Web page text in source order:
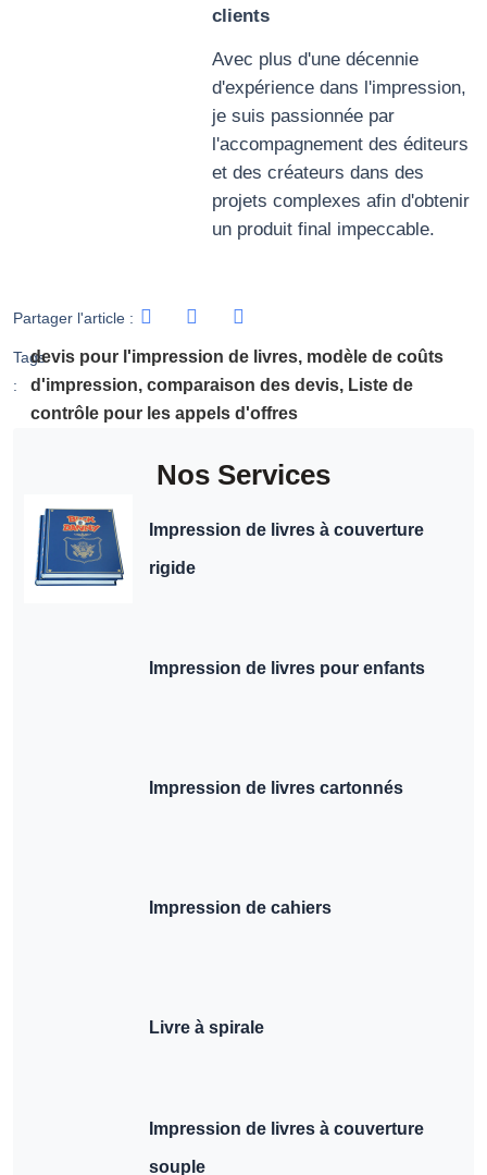
clients
Avec plus d'une décennie
d'expérience dans l'impression,
je suis passionnée par
l'accompagnement des éditeurs
et des créateurs dans des
projets complexes afin d'obtenir
un produit final impeccable.
Partager l'article :
Tags
:
devis pour l'impression de livres, modèle de coûts
d'impression, comparaison des devis, Liste de
contrôle pour les appels d'offres
Nos Services
Impression de livres à couverture
rigide
Impression de livres pour enfants
Impression de livres cartonnés
Impression de cahiers
Livre à spirale
Impression de livres à couverture
souple